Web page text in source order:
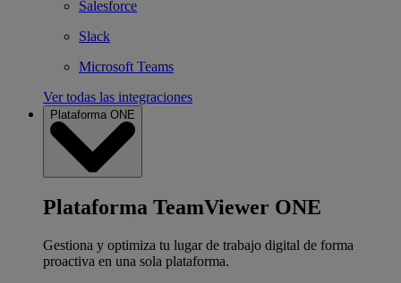
Salesforce
Slack
Microsoft Teams
Ver todas las integraciones
Plataforma ONE
Plataforma TeamViewer ONE
Gestiona y optimiza tu lugar de trabajo digital de forma
proactiva en una sola plataforma.